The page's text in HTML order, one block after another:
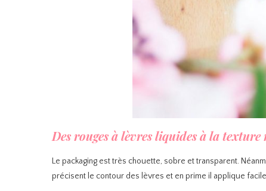
Des rouges à lèvres liquides à la texture
Le packaging est très chouette, sobre et transparent.
précisent le contour des lèvres et en prime il applique